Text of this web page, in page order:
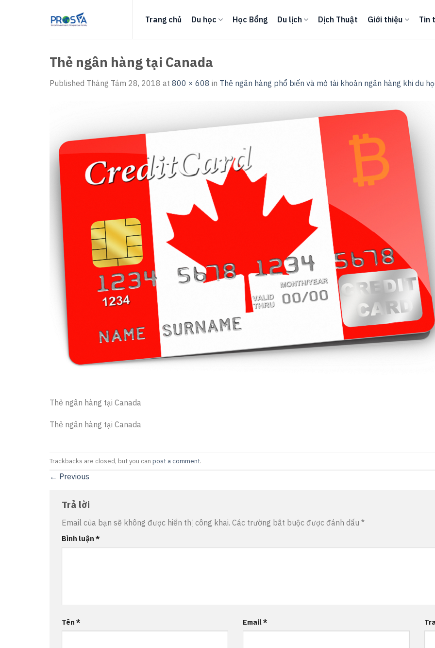
Trang chủ Du học Học Bổng Du lịch Dịch Thuật Giới thiệu Tin
Thẻ ngân hàng tại Canada
Published Tháng Tám 28, 2018 at 800 × 608 in Thẻ ngân hàng phổ biến và mở tài khoản ngân hàng khi du
Thẻ ngân hàng tại Canada
Thẻ ngân hàng tại Canada
Trackbacks are closed, but you can post a comment.
← Previous
Trả lời
Email của bạn sẽ không được hiển thị công khai. Các trường bắt buộc được đánh dấu *
Bình luận *
Tên * Email*